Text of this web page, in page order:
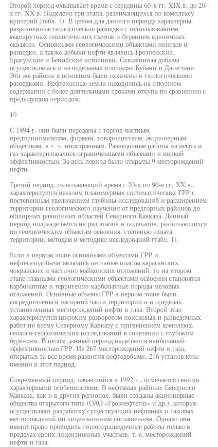
Второй период охватывает время с середины 60-х гг. XIX в. до 20-
х гг. XX в. Выделено три этапа, различающихся по комплексу
критерий (табл. 1). В целом для данного периода характерны
разрозненные геологические разведки с использованием
маршрутных геологических съемок и бурением единичных
скважин. Основными геологическими объектами поисков и
разведки, а также добычи нефти являлись Грозненские,
Брагунские и Бенойские источники. Скважинная добыча
осуществлялась и на отдельных площадях Кубани и Дагестана.
Эти же районы в основном были охвачены и геологическими
разведками. Нефтеносные земли находились на откупном
содержании с более длительными сроками откупа по сравнению с
предыдущим периодом.
10
С 1894 г. они были переданы с торгов частным
предпринимателям, фирмам, товариществам, акционерным
обществам, в т. ч. иностранным. Разведочные работы на нефть и
газ характеризовались ограниченными объемами и низкой
эффективностью. За весь период были открыты 9 месторождений
нефти.
Третий период, охватывающий время с 20-х по 90-е гг. XX в.,
характеризуется началом планомерных систематических ГРР с
постепенным увеличением глубины исследований и расширением
территории геологического изучения от предгорных районов до
обширных равнинных областей Северного Кавказа. Данный
период подразделяется на ряд этапов и подэтапов, различающихся
по геологическим объектам освоения, степенью охвата
территории, методам и методике исследований (табл. 1).
Если в первом этапе основными объектами ГРР и
нефтегазодобычи являлись песчаные пласты караганских,
чокракских и частично майкопских отложений, то на втором
этапе главными геологическими объектами освоения становятся
карбонатные и терригенно-карбонатные породы меловых
отложений. Основные объемы ГРР в первом этапе были
сосредоточены в нагорной части территории и в пределах
установленных месторождений нефти и газа. Второй этап
характеризуется широким разворотом поисковых и разведочных
работ по всему Северному Кавказу с применением комплекса
геолого-геофизических исследований в сочетании с глубоким
бурением. В целом данный период выделяется наибольшей
эффективностью ГРР. Из 267 месторождений нефти и газа,
открытых за все время развития нефтедобычи, 216 установлены
именно в этот период.
Современный период, начавшийся в 1992 г., отмечается своими
характерными особенностями. В нефтяных районах Северного
Кавказа, как и в других регионах, были созданы акционерные
общества открытого типа (ОАО «Грознефтегаз» и др.), которые
осуществляют разработку существующих нефтяных и газовых
месторождений по лицензионным соглашениям. Однако они
имеют право проводить геологоразведочные работы только в
пределах своих лицензионных участков, т. е. месторождений
нефти и газа.